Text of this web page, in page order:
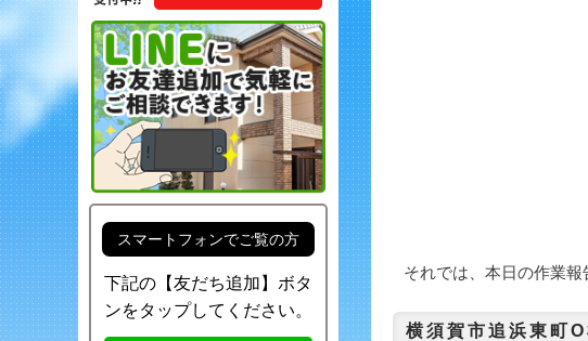
それでは、本日の作業
横須賀市追浜東町
スマートフォンでご覧の方
下記の【友だち追加】ボタ
ンをタップしてください。